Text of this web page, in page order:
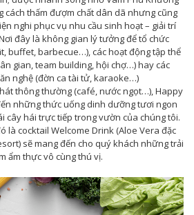
cách thấm đượm chất dân dã nhưng cũng
nghi phục vụ nhu cầu sinh hoạt – giải trí
đây là không gian lý tưởng để tổ chức
buffet, barbecue…), các hoạt động tập thể
gian, team building, hội chợ…) hay các
nghệ (đờn ca tài tử, karaoke…)
thông thường (café, nước ngọt…), Happy
những thức uống dinh dưỡng tươi ngon
cây hái trực tiếp trong vườn của chúng tôi.
là cocktail Welcome Drink (Aloe Vera đặc
sẽ mang đến cho quý khách những trải
ẩm thực vô cùng thú vị.